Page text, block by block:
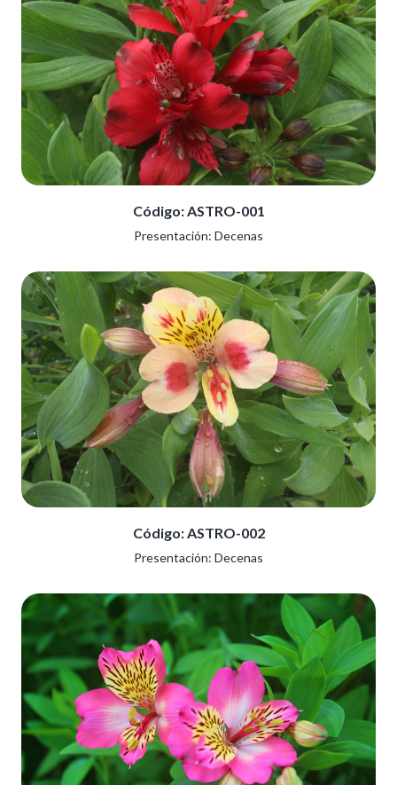
Código: ASTRO-001
Presentación: Decenas
Código: ASTRO-002
Presentación: Decenas